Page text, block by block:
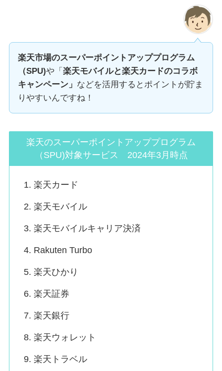
楽天市場のスーパーポイントアッププログラム
（SPU)や「 楽天モバイルと楽天カードのコラボ
キャンペーン」 などを活用するとポイントが貯ま
りやすいんですね！
楽天のスーパーポイントアッププログラム
（SPU)対象サービス 2024年3月時点
楽天カード
楽天モバイル
楽天モバイルキャリア決済
Rakuten Turbo
楽天ひかり
楽天証券
楽天銀行
楽天ウォレット
楽天トラベル